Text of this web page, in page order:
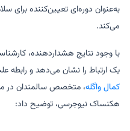
به‌عنوان دوره‌ای تعیین‌کننده برای
می‌کند.
با وجود نتایج هشداردهنده،
یک ارتباط را نشان می‌دهد و
کمال واگله، متخصص سالمندان در
هکنساک نیوجرسی، توضیح داد: